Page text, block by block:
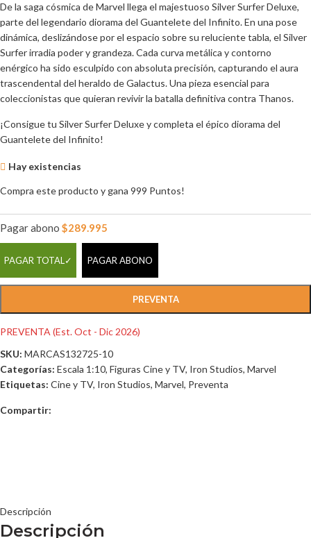
De la saga cósmica de Marvel llega el majestuoso Silver Surfer Deluxe,
parte del legendario diorama del Guantelete del Infinito. En una pose
dinámica, deslizándose por el espacio sobre su reluciente tabla, el Silver
Surfer irradia poder y grandeza. Cada curva metálica y contorno
enérgico ha sido esculpido con absoluta precisión, capturando el aura
trascendental del heraldo de Galactus. Una pieza esencial para
coleccionistas que quieran revivir la batalla definitiva contra Thanos.
¡Consigue tu Silver Surfer Deluxe y completa el épico diorama del
Guantelete del Infinito!
Hay existencias
Compra este producto y gana 999 Puntos!
Pagar abono $289.995
PAGAR TOTAL PAGAR ABONO
PREVENTA
PREVENTA (Est. Oct - Dic 2026)
SKU: MARCAS132725-10
Categorías: Escala 1:10, Figuras Cine y TV, Iron Studios, Marvel
Etiquetas: Cine y TV, Iron Studios, Marvel, Preventa
Compartir:
Descripción
Descripción